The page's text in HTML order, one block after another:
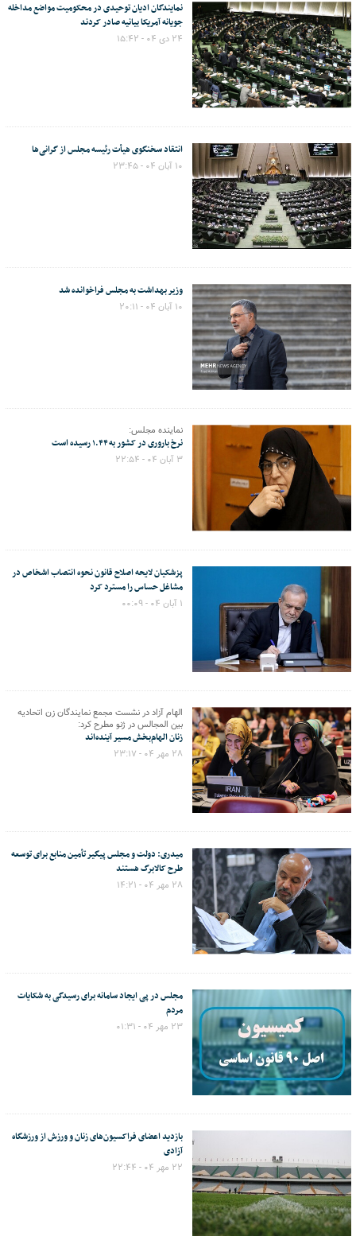
نمایندگان ادیان توحیدی در محکومیت مواضع مداخله
جویانه آمریکا بیانیه صادر کردند
۲۴ دی ۰۴ - ۱۵:۴۲
انتقاد سخنگوی هیأت رئیسه مجلس از گرانی‌ها
۱۰ آبان ۰۴ - ۲۳:۴۵
وزیر بهداشت به مجلس فراخوانده شد
۱۰ آبان ۰۴ - ۲۰:۱۱
نماینده مجلس:
نرخ باروری در کشور به ۱.۴۴ رسیده است
۳ آبان ۰۴ - ۲۲:۵۴
پزشکیان لایحه اصلاح قانون نحوه انتصاب اشخاص در
مشاغل حساس را مسترد کرد
۱ آبان ۰۴ - ۰۰:۰۹
الهام آزاد در نشست مجمع نمایندگان زن اتحادیه
بین المجالس در ژنو مطرح کرد:
زنان الهام‌بخش مسیر آینده‌اند
۲۸ مهر ۰۴ - ۲۳:۱۷
میدری: دولت و مجلس پیگیر تأمین منابع برای توسعه
طرح کالابرگ هستند
۲۸ مهر ۰۴ - ۱۴:۲۱
مجلس در پی ایجاد سامانه برای رسیدگی به شکایات
مردم
۲۳ مهر ۰۴ - ۰۱:۳۱
بازدید اعضای فراکسیون‌های زنان و ورزش از ورزشگاه
آزادی
۲۲ مهر ۰۴ - ۲۲:۴۴